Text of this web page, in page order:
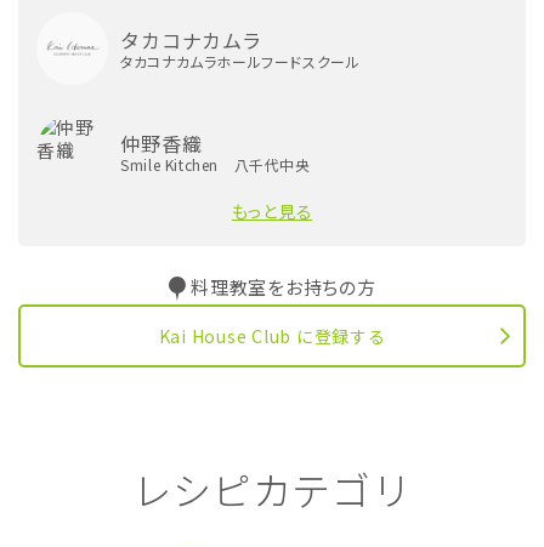
タカコナカムラ
タカコナカムラホールフードスクール
仲野香織
Smile Kitchen 八千代中央
もっと見る
料理教室をお持ちの方
Kai House Club に登録する
レシピカテゴリ